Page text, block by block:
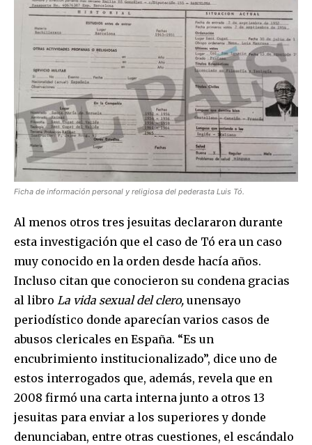
SUBSCRIBE
I've read and accept thePrivacy Policy .
Ficha de información personal y religiosa del pederasta Luis Tó.
Al menos otros tres jesuitas declararon durante
esta investigación que el caso de Tó era un caso
muy conocido en la orden desde hacía años.
Incluso citan que conocieron su condena gracias
al libro La vida sexual del clero, unensayo
periodístico donde aparecían varios casos de
abusos clericales en España. “Es un
encubrimiento institucionalizado”, dice uno de
estos interrogados que, además, revela que en
2008 firmó una carta interna junto a otros 13
jesuitas para enviar a los superiores y donde
denunciaban, entre otras cuestiones, el escándalo